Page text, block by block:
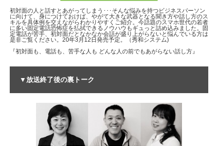
初対面の人と話すとあがってしまう･･･そんな悩みを持つビジネスパーソン
に向けて、身につけておけば、やがて大きな武器となる聞き方や話し方のス
キルを具体例を交えながらわかりやすくご紹介。今話題のスマホ世代の若者
に多い固定電話恐怖症を払拭できるノウハウもギュっと詰め込みました。固
定電話が苦手、初対面だとなかなか会話が盛り上がらないと悩んでいる方は
是非ご覧ください。20年3月12日発売予定。（秀和システム)
『初対面も、電話も、苦手な人も どんな人の前でもあがらない話し方』
▼放送終了後の裏トーク